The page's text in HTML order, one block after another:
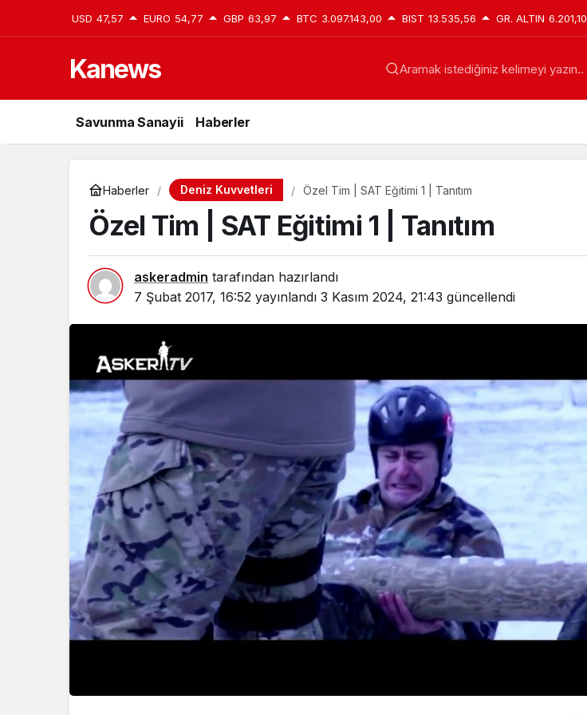
USD 47,57 EURO 54,77 GBP 63,97 BTC 3.097.143,00 BIST 13.535,56 GR. ALTIN 6.201,10
Kanews Aramak istediğiniz kelimeyi yazın..
Savunma Sanayii Haberler
Haberler Deniz Kuvvetleri Özel Tim | SAT Eğitimi 1 | Tanıtım
Özel Tim | SAT Eğitimi 1 | Tanıtım
askeradmin tarafından hazırlandı
7 Şubat 2017, 16:52 yayınlandı 3 Kasım 2024, 21:43 güncellendi